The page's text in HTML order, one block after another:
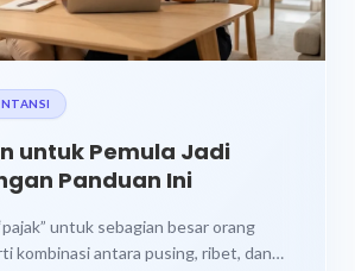
untuk Pemula Jadi
Panduan Ini
untuk sebagian besar orang
kombinasi antara pusing, ribet, dan